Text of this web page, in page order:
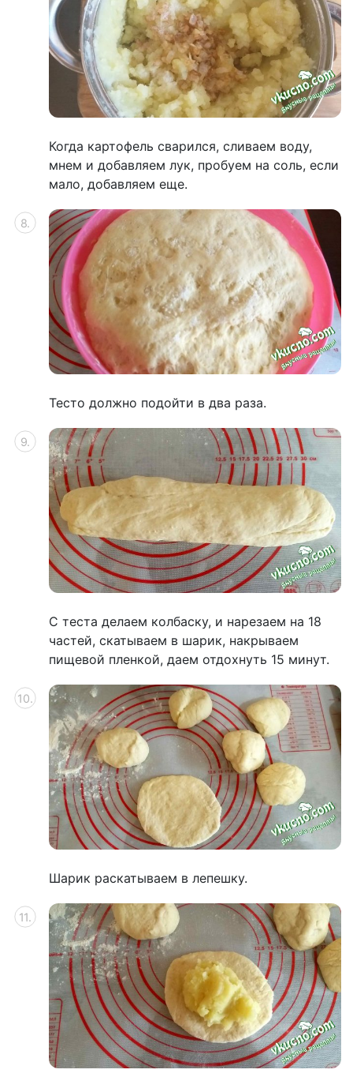
Когда картофель сварился, сливаем воду,
мнем и добавляем лук, пробуем на соль, если
мало, добавляем еще.
Тесто должно подойти в два раза.
С теста делаем колбаску, и нарезаем на 18
частей, скатываем в шарик, накрываем
пищевой пленкой, даем отдохнуть 15 минут.
Шарик раскатываем в лепешку.